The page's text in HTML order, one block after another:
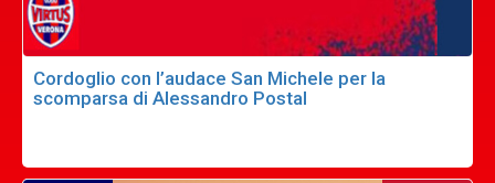
Cordoglio con l’audace San Michele per la
scomparsa di Alessandro Postal